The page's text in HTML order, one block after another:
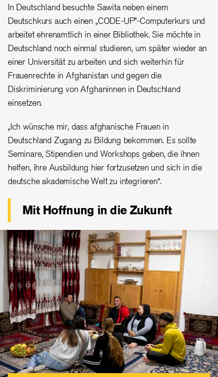
In Deutschland besuchte Sawita neben einem
Deutschkurs auch einen „CODE-UP”-Computerkurs und
arbeitet ehrenamtlich in einer Bibliothek. Sie möchte in
Deutschland noch einmal studieren, um später wieder an
einer Universität zu arbeiten und sich weiterhin für
Frauenrechte in Afghanistan und gegen die
Diskriminierung von Afghaninnen in Deutschland
einsetzen.
„Ich wünsche mir, dass afghanische Frauen in
Deutschland Zugang zu Bildung bekommen. Es sollte
Seminare, Stipendien und Workshops geben, die ihnen
helfen, ihre Ausbildung hier fortzusetzen und sich in die
deutsche akademische Welt zu integrieren“.
Mit Hoffnung in die Zukunft